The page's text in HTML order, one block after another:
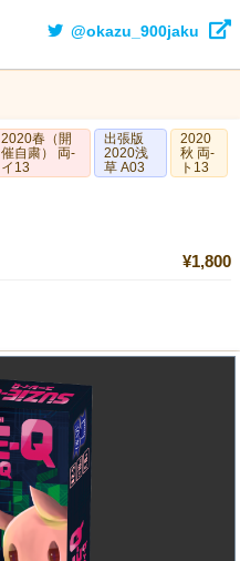
@okazu_900jaku
2020春（開
催自粛） 両-
イ13
出張版
2020浅
草 A03
2020
秋 両-
ト13
¥1,800